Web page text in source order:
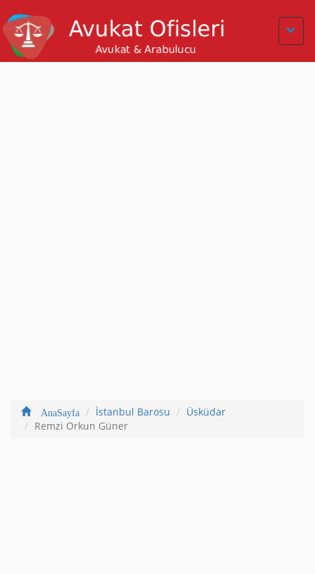
AnaSayfa İstanbul Barosu
Üsküdar
Remzi Orkun Güner